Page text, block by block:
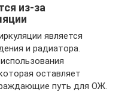
из-за
является
и радиатора.
оставляет
путь для ОЖ.